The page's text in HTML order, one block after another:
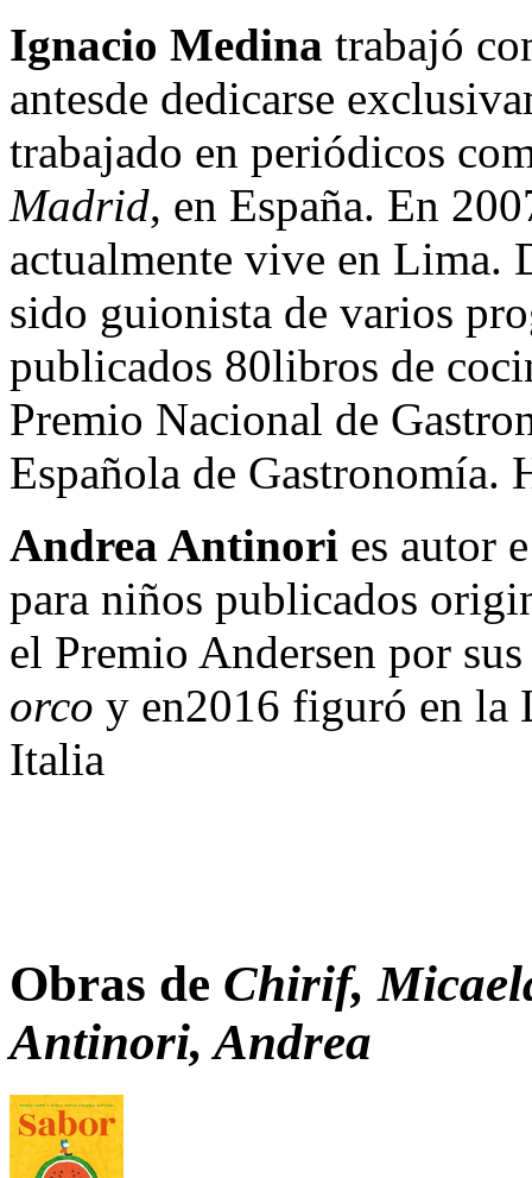
Ignacio Medina trabajó
antesde dedicarse
trabajado en periódicos
Madrid, en España. En
actualmente vive en Lima.
sido guionista de varios
publicados 80libros de
Premio Nacional de
Española de Gastronomía.
Andrea Antinori es autor
para niños publicados
el Premio Andersen por
orco y en2016 figuró en la
Italia
Obras de Chirif,
Antinori, Andrea